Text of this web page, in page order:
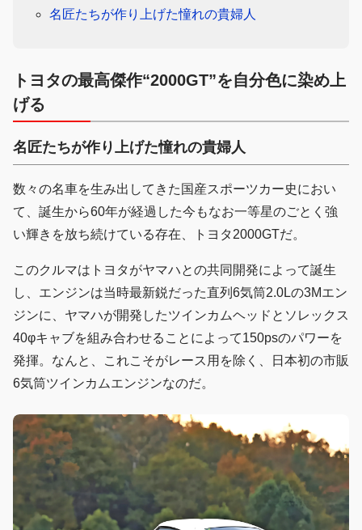
名匠たちが作り上げた憧れの貴婦人
トヨタの最高傑作“2000GT”を自分色に染め上
げる
名匠たちが作り上げた憧れの貴婦人
数々の名車を生み出してきた国産スポーツカー史におい
て、誕生から60年が経過した今もなお一等星のごとく強
い輝きを放ち続けている存在、トヨタ2000GTだ。
このクルマはトヨタがヤマハとの共同開発によって誕生
し、エンジンは当時最新鋭だった直列6気筒2.0Lの3Mエン
ジンに、ヤマハが開発したツインカムヘッドとソレックス
40φキャブを組み合わせることによって150psのパワーを
発揮。なんと、これこそがレース用を除く、日本初の市販
6気筒ツインカムエンジンなのだ。